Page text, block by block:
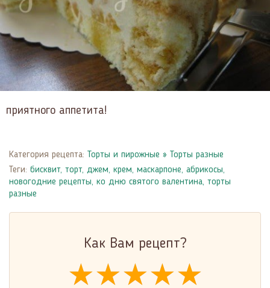
приятного аппетита!
Категория рецепта: Торты и пирожные » Торты разные
Теги: бисквит, торт, джем, крем, маскарпоне, абрикосы,
новогодние рецепты, ко дню святого валентина, торты
разные
Как Вам рецепт?
★★★★★
★★★★★
★★★★★